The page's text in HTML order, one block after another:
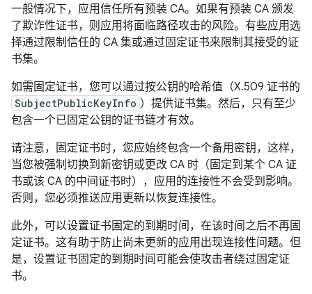
一般情况下，应用信任所有预装 CA。如果有预装 CA 颁发
了欺诈性证书，则应用将面临路径攻击的风险。有些应用选
择通过限制信任的 CA 集或通过固定证书来限制其接受的证
书集。
如需固定证书，您可以通过按公钥的哈希值（X.509 证书的
SubjectPublicKeyInfo ）提供证书集。然后，只有至少
包含一个已固定公钥的证书链才有效。
请注意，固定证书时，您应始终包含一个备用密钥，这样，
当您被强制切换到新密钥或更改 CA 时（固定到某个 CA 证
书或该 CA 的中间证书时），应用的连接性不会受到影响。
否则，您必须推送应用更新以恢复连接性。
此外，可以设置证书固定的到期时间，在该时间之后不再固
定证书。这有助于防止尚未更新的应用出现连接性问题。但
是，设置证书固定的到期时间可能会使攻击者绕过固定证
书。